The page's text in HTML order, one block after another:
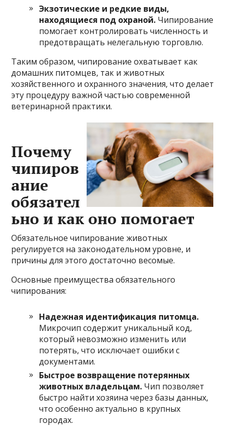
Экзотические и редкие виды,
находящиеся под охраной. Чипирование
помогает контролировать численность и
предотвращать нелегальную торговлю.
Таким образом, чипирование охватывает как
домашних питомцев, так и животных
хозяйственного и охранного значения, что делает
эту процедуру важной частью современной
ветеринарной практики.
Почему
чипиров
ание
обязател
ьно и как оно помогает
Обязательное чипирование животных
регулируется на законодательном уровне, и
причины для этого достаточно весомые.
Основные преимущества обязательного
чипирования:
Надежная идентификация питомца.
Микрочип содержит уникальный код,
который невозможно изменить или
потерять, что исключает ошибки с
документами.
Быстрое возвращение потерянных
животных владельцам. Чип позволяет
быстро найти хозяина через базы данных,
что особенно актуально в крупных
городах.